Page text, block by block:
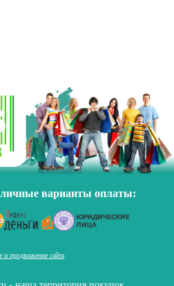
варианты оплаты:
и продвижение сайта